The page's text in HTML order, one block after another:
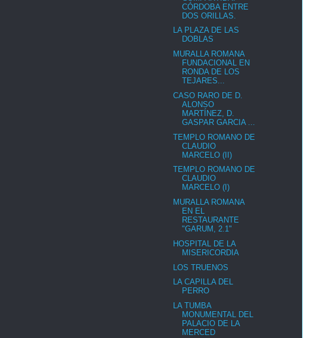
CÓRDOBA ENTRE
DOS ORILLAS.
LA PLAZA DE LAS
DOBLAS
MURALLA ROMANA
FUNDACIONAL EN
RONDA DE LOS
TEJARES...
CASO RARO DE D.
ALONSO
MARTÍNEZ, D.
GASPAR GARCIA ...
TEMPLO ROMANO DE
CLAUDIO
MARCELO (II)
TEMPLO ROMANO DE
CLAUDIO
MARCELO (I)
MURALLA ROMANA
EN EL
RESTAURANTE
"GARUM, 2.1"
HOSPITAL DE LA
MISERICORDIA
LOS TRUENOS
LA CAPILLA DEL
PERRO
LA TUMBA
MONUMENTAL DEL
PALACIO DE LA
MERCED